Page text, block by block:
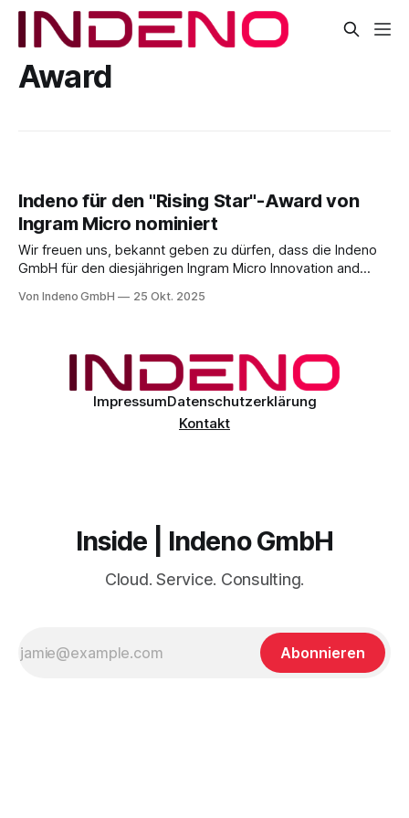
Award
Indeno für den "Rising Star"-Award von
Ingram Micro nominiert
Wir freuen uns, bekannt geben zu dürfen, dass die Indeno
GmbH für den diesjährigen Ingram Micro Innovation and
Star" nominiert wurde! Der "Rising Star" ist Teil des Ingram
Von Indeno GmbH 25 Okt. 2025
ImpressumDatenschutzerklärung
Kontakt
Inside | Indeno GmbH
Cloud. Service. Consulting.
Abonnieren